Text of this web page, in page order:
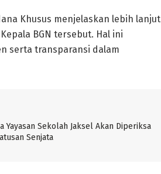
Khusus menjelaskan lebih lanjut
BGN tersebut. Hal ini
serta transparansi dalam
Yayasan Sekolah Jaksel Akan Diperiksa
Senjata